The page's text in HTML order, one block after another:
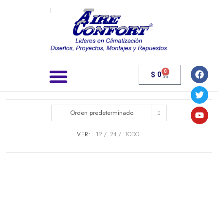
$ 0 0
Orden predeterminado
VER: 12 24 TODO: